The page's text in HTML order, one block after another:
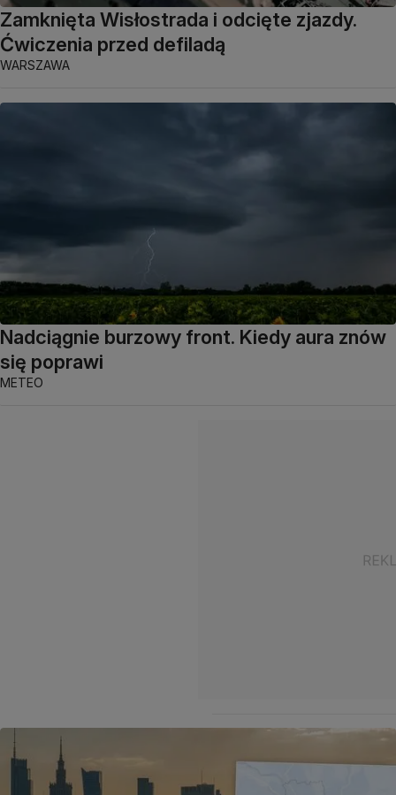
Zamknięta Wisłostrada i odcięte zjazdy.
Ćwiczenia przed defiladą
WARSZAWA
Nadciągnie burzowy front. Kiedy aura znów
się poprawi
METEO